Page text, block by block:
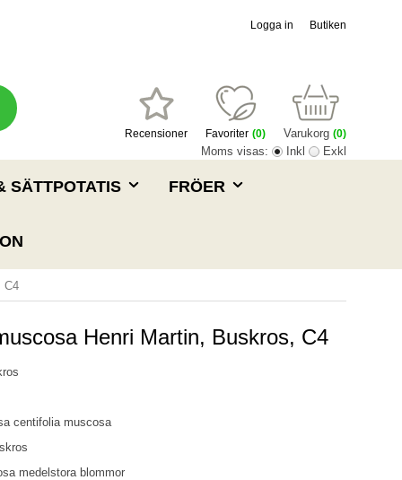
Logga in Butiken
Recensioner Favoriter (0) Varukorg (0)
Moms visas: Inkl Exkl
SÄTTPOTATIS FRÖER
C4
Henri Martin, Buskros, C4
centifolia muscosa
medelstora blommor